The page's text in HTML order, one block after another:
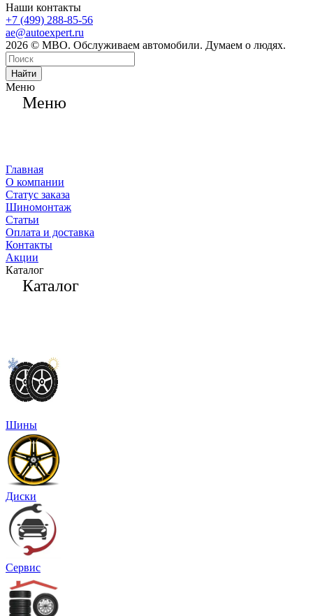
Наши контакты
+7 (499) 288-85-56
ae@autoexpert.ru
2026 © МВО. Обслуживаем автомобили. Думаем о людях.
Найти
Меню
Меню
Главная
О компании
Статус заказа
Шиномонтаж
Статьи
Оплата и доставка
Контакты
Акции
Каталог
Каталог
Шины
Диски
Сервис